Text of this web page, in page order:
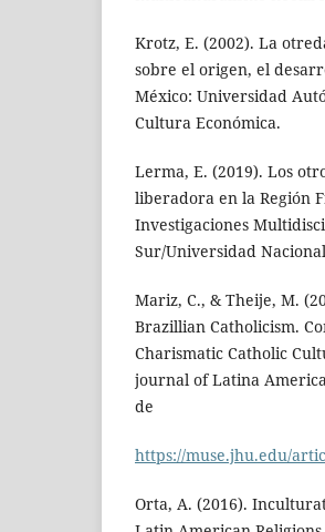
Krotz, E. (2002). La
sobre el origen, el
México: Universidad
Cultura Económica.
Lerma, E. (2019). Los
liberadora en la Región
Investigaciones
Sur/Universidad
Mariz, C., & Theije, M.
Brazillian Catholicism.
Charismatic Catholic
journal of Latina
de
https://muse.jhu.edu/
Orta, A. (2016).